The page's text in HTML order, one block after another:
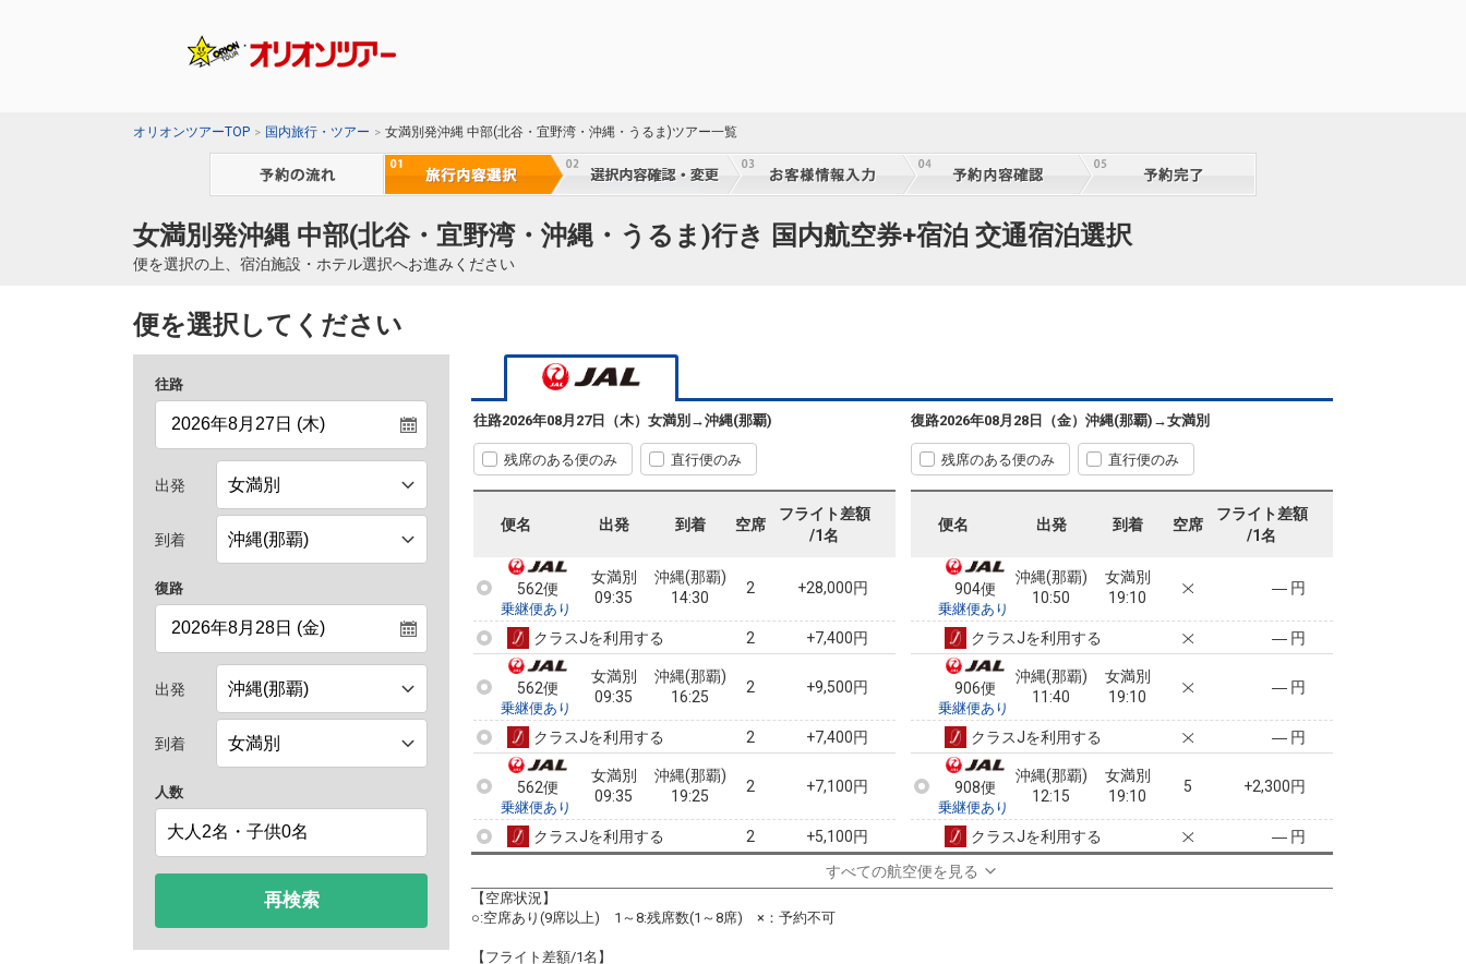
オリオンツアーTOP 国内旅行・ツアー 女満別発沖縄 中部(北谷・宜野湾・沖縄・うるま)ツアー一覧
女満別発沖縄 中部(北谷・宜野湾・沖縄・うるま)行き 国内航空券+宿泊 交通宿泊選択
便を選択の上、宿泊施設・ホテル選択へお進みください
便を選択してください
往路
出発
到着
復路
出発
到着
人数
再検索
往路2026年08月27日（木） 女満別 →沖縄(那覇)
残席のある便のみ 直行便のみ
便名 出発 到着 空席
フライト差額
/1名
562便
乗継便あり
女満別
17:40
2
562便
女満別
09:35
沖縄(那覇)
18:20
2 選択中
+5,100円
562便
乗継便あり
女満別
09:35
沖縄(那覇)
14:30
2 +28,000円
クラスJを利用する 2 +7,400円
562便
乗継便あり
女満別
09:35
沖縄(那覇)
16:25
2 +9,500円
クラスJを利用する 2 +7,400円
562便
乗継便あり
女満別
09:35
沖縄(那覇)
19:25
2 +7,100円
クラスJを利用する 2 +5,100円
564便
乗継便あり
2 +28,000円
復路2026年08月28日（金） 沖縄(那覇) →女満別
残席のある便のみ 直行便のみ
便名 出発 到着 空席
フライト差額
/1名
乗継便あり
07:20
14:10
902便
沖縄(那覇)
09:55
女満別
19:10
2 選択中
― 円
904便
乗継便あり
沖縄(那覇)
10:50
女満別
19:10
― 円
クラスJを利用する ― 円
906便
乗継便あり
沖縄(那覇)
11:40
女満別
19:10
― 円
クラスJを利用する ― 円
908便
乗継便あり
沖縄(那覇)
12:15
女満別
19:10
5 +2,300円
クラスJを利用する ― 円
910便 +2,300円
すべての航空便を見る
【空席状況】
○:空席あり(9席以上) 1～8:残席数(1～8席) ×：予約不可
【フライト差額/1名】